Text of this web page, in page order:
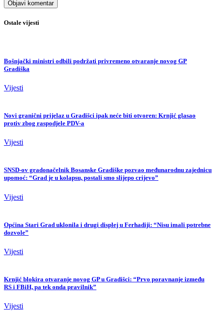
Ostale vijesti
Bošnjački ministri odbili podržati privremeno otvaranje novog GP
Gradiška
Vijesti
Novi granični prijelaz u Gradišci ipak neće biti otvoren: Krnjić glasao
protiv zbog raspodjele PDV-a
Vijesti
SNSD-ov gradonačelnik Bosanske Gradiške pozvao međunarodnu zajednicu
upomoć: “Grad je u kolapsu, postali smo slijepo crijevo”
Vijesti
Općina Stari Grad uklonila i drugi displej u Ferhadiji: “Nisu imali potrebne
dozvole”
Vijesti
Krnjić blokira otvaranje novog GP u Gradišci: “Prvo poravnanje između
RS i FBiH, pa tek onda pravilnik”
Vijesti